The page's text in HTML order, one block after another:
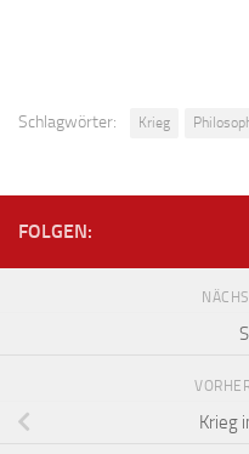
Schlagwörter: Krieg
FOLGEN:
Krieg